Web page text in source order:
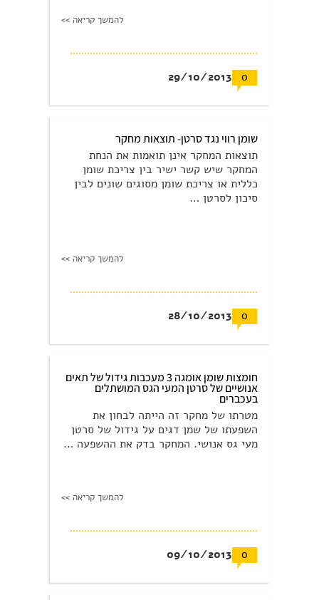
להמשך קריאה >>
0
29/10/2013
שומן רווי נגד סרטן- תוצאות מחקר
תוצאות המחקר אינן תואמות את הנחת
המחקר שיש קשר ישיר בין צריכת שומן
כללית או צריכת שומן מסוגים שונים לבין
סיכון לסרטן …
להמשך קריאה >>
0
28/10/2013
חומצות שומן אומגה 3 מעכבות גידול של תאים
אנושיים של סרטן המעי הגס המושתלים
בעכברים
מטרתו של מחקר זה הייתה לבחון את
השפעתו של שמן דגים על גידול של סרטן
מעי גס אנושי. המחקר בדק את ההשפעה …
להמשך קריאה >>
0
09/10/2013